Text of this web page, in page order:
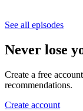
See all episodes
Never lose
Create a free
recommendations.
Create account